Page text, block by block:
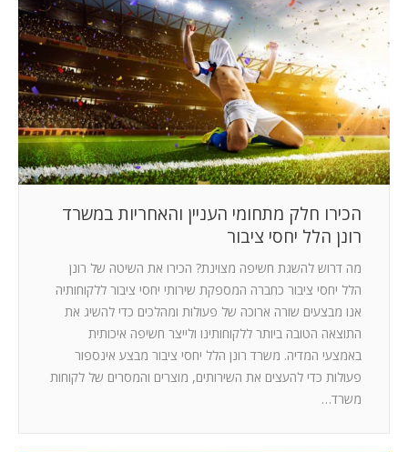
הכירו חלק מתחומי העניין והאחריות במשרד
רונן הלל יחסי ציבור
מה דרוש להשגת חשיפה מצוינת? הכירו את השיטה של רונן
הלל יחסי ציבור כחברה המספקת שירותי יחסי ציבור ללקוחותיה
אנו מבצעים שורה ארוכה של פעולות ומהלכים כדי להשיג את
התוצאה הטובה ביותר ללקוחותינו ולייצר חשיפה איכותית
באמצעי המדיה. משרד רונן הלל יחסי ציבור מבצע אינספור
פעולות כדי להעצים את השירותים, מוצרים והמסרים של לקוחות
משרד…